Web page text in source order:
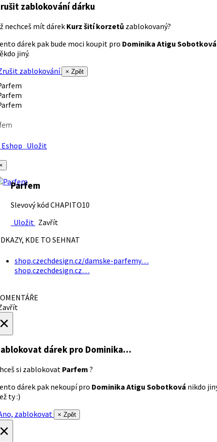
zablokování dárku
nechceš mít dárek Kurz šití korzetů zablokovaný?
dárek pak bude moci koupit pro Dominika Atigu Sobotková
jiný.
zablokování
× Zpět
Uložit
Parfem
Slevový kód CHAPITO10
Uložit Zavřít
KDE TO SEHNAT
shop.czechdesign.cz/damske-parfemy…
shop.czechdesign.cz…
dárek pro Dominika…
si zablokovat Parfem ?
dárek pak nekoupí pro Dominika Atigu Sobotková nikdo
ty :)
zablokovat
× Zpět